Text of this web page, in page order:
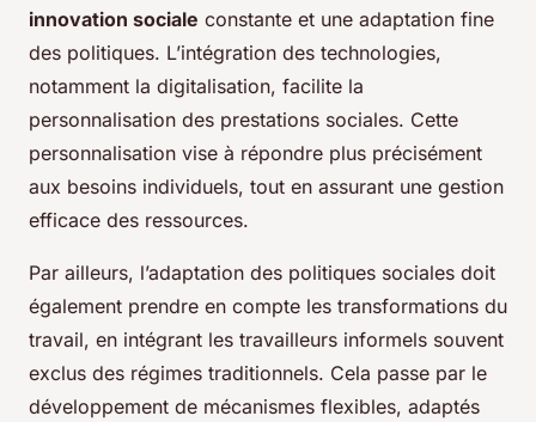
innovation sociale constante et une adaptation fine
des politiques. L’intégration des technologies,
notamment la digitalisation, facilite la
personnalisation des prestations sociales. Cette
personnalisation vise à répondre plus précisément
aux besoins individuels, tout en assurant une gestion
efficace des ressources.
Par ailleurs, l’adaptation des politiques sociales doit
également prendre en compte les transformations du
travail, en intégrant les travailleurs informels souvent
exclus des régimes traditionnels. Cela passe par le
développement de mécanismes flexibles, adaptés